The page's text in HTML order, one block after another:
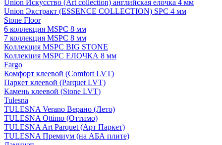
Union Искусство (Art collection) английская елочка 4 мм
Union Экстракт (ESSENCE COLLECTION) SPC 4 мм
Stone Floor
6 коллекция MSPC 8 мм
7 коллекция MSPC 8 мм
Коллекция MSPC BIG STONE
Коллекция MSPC ЕЛОЧКА 8 мм
Fargo
Комфорт клеевой (Comfort LVT)
Паркет клеевой (Parquet LVT)
Камень клеевой (Stone LVT)
Tulesna
TULESNA Verano Верано (Лето)
TULESNA Ottimo (Оттимо)
TULESNA Art Parquet (Арт Паркет)
TULESNA Премиум (на АБА плите)